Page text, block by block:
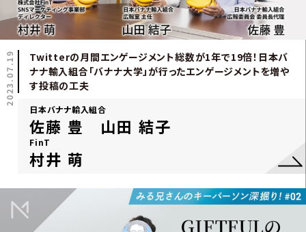
2023.07.19
Twitterの月間エンゲージメント総数が1年で19倍！日本バ
ナナ輸入組合「バナナ大学」が行ったエンゲージメントを増や
す投稿の工夫
日本バナナ輸入組合
佐藤 豊 山田 結子
FinT
村井 萌